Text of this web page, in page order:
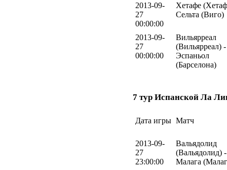
2013-09-
27
00:00:00
Хетафе
Сельта (Виго)
2013-09-
27
00:00:00
Вильярреал
(Вильярреал) -
Эспаньол
(Барселона)
7 тур Испанской Ла
Дата игры Матч
2013-09-
27
23:00:00
Вальядолид
(Вальядолид) -
Малага